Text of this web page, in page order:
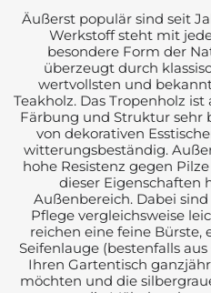
Äußerst populär sind seit
Werkstoff steht mit
besondere Form der
überzeugt durch
wertvollsten und
Teakholz. Das Tropenholz
Färbung und Struktur sehr
von dekorativen
witterungsbeständig.
hohe Resistenz gegen
dieser Eigenschaften
Außenbereich. Dabei
Pflege vergleichsweise
reichen eine feine Bürste,
Seifenlauge (bestenfalls aus
Ihren Gartentisch
möchten und die